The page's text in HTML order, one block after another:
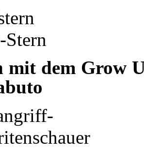
Stern
mit dem Grow